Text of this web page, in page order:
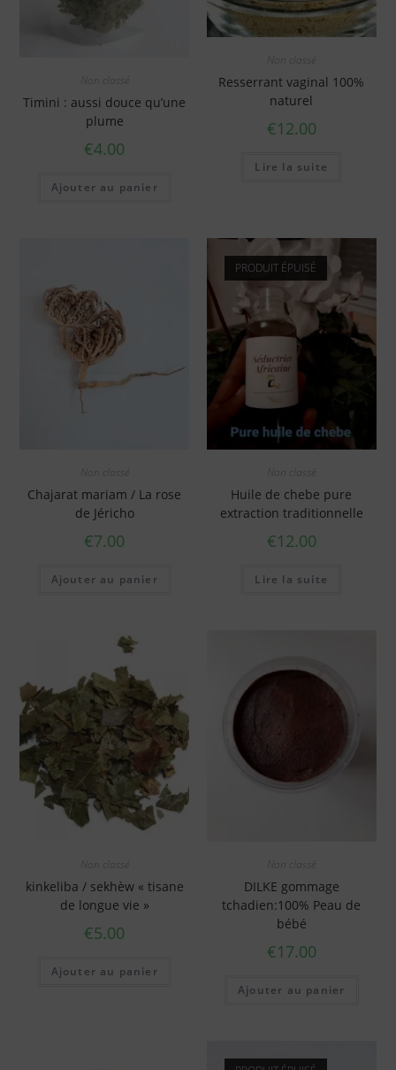
Non classé
Timini : aussi douce qu’une
plume
€4.00
Ajouter au panier
Non classé
Resserrant vaginal 100%
naturel
€12.00
Lire la suite
Non classé
Chajarat mariam / La rose
de Jéricho
€7.00
Ajouter au panier
PRODUIT ÉPUISÉ
Non classé
Huile de chebe pure
extraction traditionnelle
€12.00
Lire la suite
Non classé
kinkeliba / sekhèw « tisane
de longue vie »
€5.00
Ajouter au panier
Non classé
DILKE gommage
tchadien:100% Peau de
bébé
€17.00
Ajouter au panier